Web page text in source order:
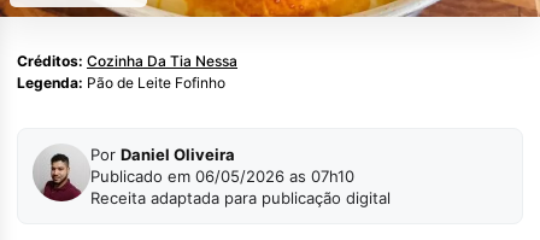
Créditos: Cozinha Da Tia Nessa
Legenda: Pão de Leite Fofinho
Por Daniel Oliveira
Publicado em 06/05/2026 as 07h10
Receita adaptada para publicação digital